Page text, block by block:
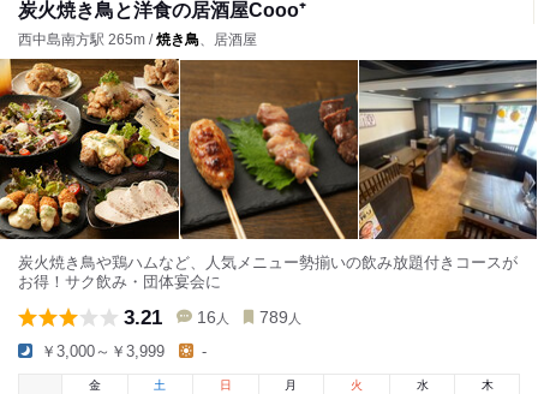
炭火焼き鳥と洋食の居酒屋Cooo⁺
西中島南方駅 265m /焼き鳥、居酒屋
炭火焼き鳥や鶏ハムなど、人気メニュー勢揃いの飲み放題付きコースが
お得！サク飲み・団体宴会に
3.21 16 人 789 人
￥3,000～￥3,999 -
金
土 日 月 火 水 木